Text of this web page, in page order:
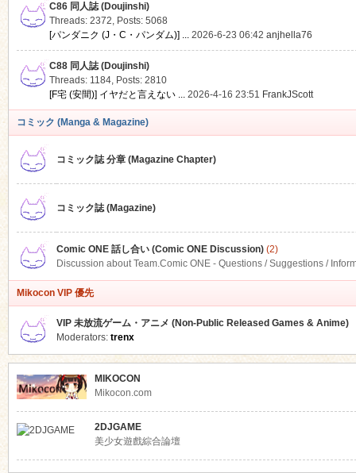
C86 同人誌 (Doujinshi)
Threads: 2372, Posts: 5068
[パンダニク (J・C・パンダム)] ... 2026-6-23 06:42 anjhella76
C88 同人誌 (Doujinshi)
Threads: 1184, Posts: 2810
[F宅 (安間)] イヤだと言えない ... 2026-4-16 23:51 FrankJScott
コミック (Manga & Magazine)
コミック誌 分章 (Magazine Chapter)
コミック誌 (Magazine)
Comic ONE 話し合い (Comic ONE Discussion)(2)
Discussion about Team.Comic ONE - Questions / Suggestions /
Mikocon VIP 優先
VIP 未放流ゲーム・アニメ (Non-Public Released Games & Anime)
Moderators: trenx
MIKOCON
Mikocon.com
2DJGAME
美少女遊戲綜合論壇